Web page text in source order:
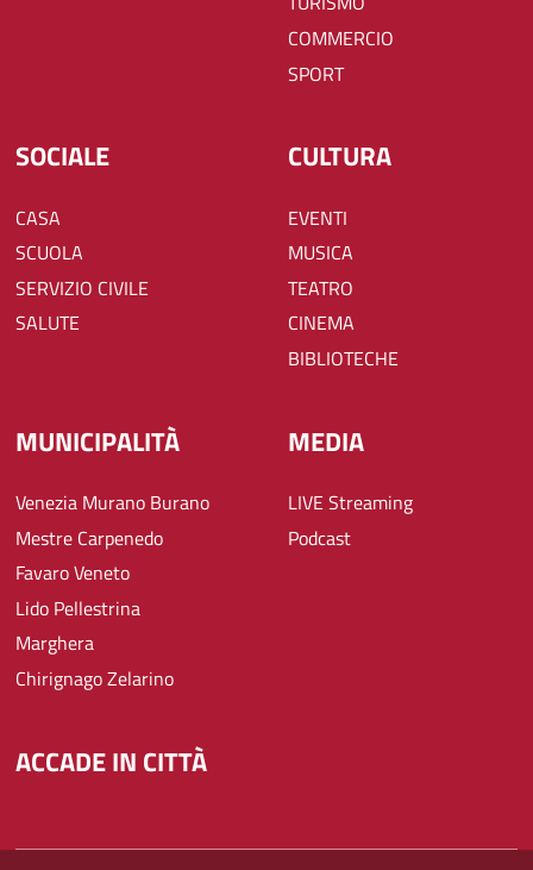
COMMERCIO
SPORT
SOCIALE
CASA
SCUOLA
SERVIZIO CIVILE
SALUTE
CULTURA
EVENTI
MUSICA
TEATRO
CINEMA
BIBLIOTECHE
MUNICIPALITÀ
Venezia Murano Burano
Mestre Carpenedo
Favaro Veneto
Lido Pellestrina
Marghera
Chirignago Zelarino
MEDIA
LIVE Streaming
Podcast
ACCADE IN CITTÀ